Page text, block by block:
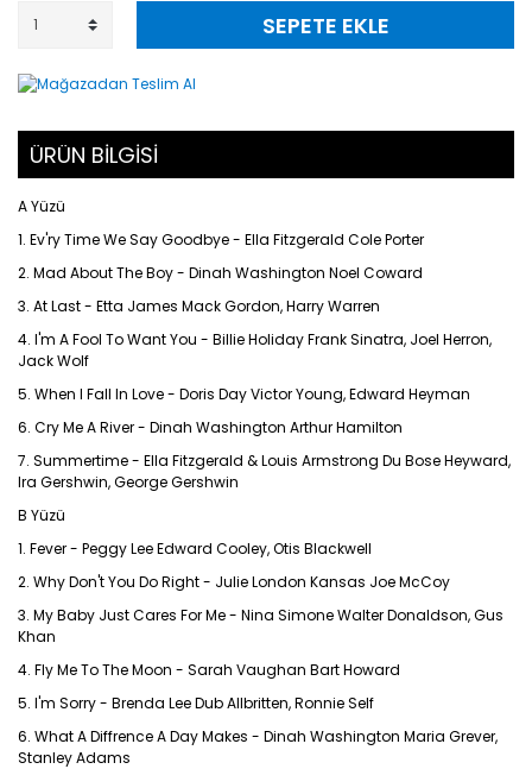
SEPETE EKLE
ÜRÜN BİLGİSİ
A Yüzü
1. Ev'ry Time We Say Goodbye - Ella Fitzgerald Cole Porter
2. Mad About The Boy - Dinah Washington Noel Coward
3. At Last - Etta James Mack Gordon, Harry Warren
4. I'm A Fool To Want You - Billie Holiday Frank Sinatra, Joel Herron,
Jack Wolf
5. When I Fall In Love - Doris Day Victor Young, Edward Heyman
6. Cry Me A River - Dinah Washington Arthur Hamilton
7. Summertime - Ella Fitzgerald & Louis Armstrong Du Bose Heyward,
Ira Gershwin, George Gershwin
B Yüzü
1. Fever - Peggy Lee Edward Cooley, Otis Blackwell
2. Why Don't You Do Right - Julie London Kansas Joe McCoy
3. My Baby Just Cares For Me - Nina Simone Walter Donaldson, Gus
Khan
4. Fly Me To The Moon - Sarah Vaughan Bart Howard
5. I'm Sorry - Brenda Lee Dub Allbritten, Ronnie Self
6. What A Diffrence A Day Makes - Dinah Washington Maria Grever,
Stanley Adams